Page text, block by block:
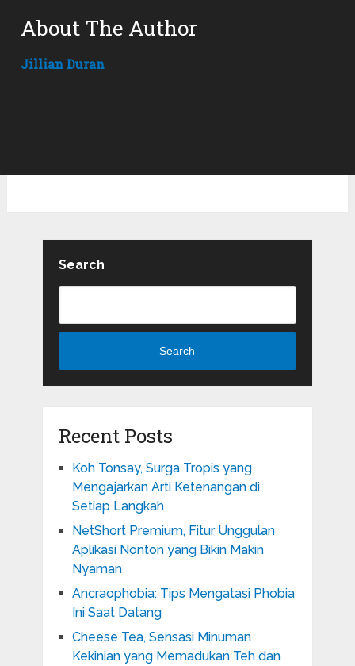
About The Author
Jillian Duran
Search
Search
Recent Posts
Koh Tonsay, Surga Tropis yang
Mengajarkan Arti Ketenangan di
Setiap Langkah
NetShort Premium, Fitur Unggulan
Aplikasi Nonton yang Bikin Makin
Nyaman
Ancraophobia: Tips Mengatasi Phobia
Ini Saat Datang
Cheese Tea, Sensasi Minuman
Kekinian yang Memadukan Teh dan